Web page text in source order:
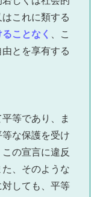
これに類する
ことなく
、こ
とを享有する
等であり、ま
な保護を受け
の宣言に違反
、そのような
しても、平等